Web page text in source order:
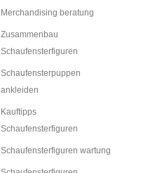
Merchandising beratung
Zusammenbau
Schaufensterfiguren
Schaufensterpuppen
ankleiden
Kauftipps
Schaufensterfiguren
Schaufensterfiguren wartung